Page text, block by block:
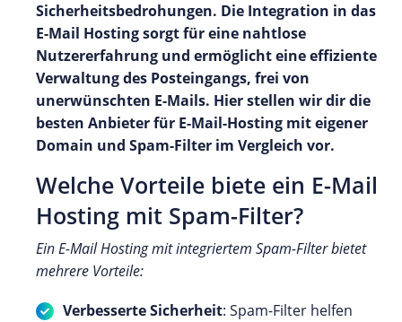
Sicherheitsbedrohungen. Die Integration in das
E-Mail Hosting sorgt für eine nahtlose
Nutzererfahrung und ermöglicht eine effiziente
Verwaltung des Posteingangs, frei von
unerwünschten E-Mails. Hier stellen wir dir die
besten Anbieter für E-Mail-Hosting mit eigener
Domain und Spam-Filter im Vergleich vor.
Welche Vorteile biete ein E-Mail
Hosting mit Spam-Filter?
Ein E-Mail Hosting mit integriertem Spam-Filter bietet
mehrere Vorteile:
Verbesserte Sicherheit: Spam-Filter helfen